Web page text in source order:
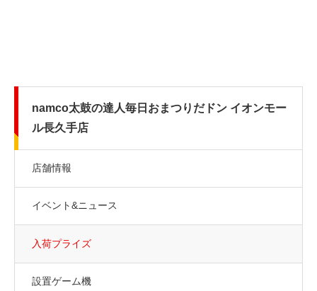
namco太鼓の達人毎日おまつりだドン イオンモー
ル長久手店
店舗情報
イベント&ニュース
入荷プライズ
設置ゲーム機